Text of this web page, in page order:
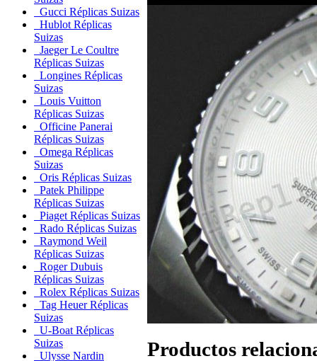
Gucci Réplicas Suizas
Hublot Réplicas
Suizas
Jaeger Le Coultre
Réplicas Suizas
Longines Réplicas
Suizas
Louis Vuitton
Réplicas Suizas
Officine Panerai
Réplicas Suizas
Omega Réplicas
Suizas
Oris Réplicas Suizas
Patek Philippe
Réplicas Suizas
Piaget Réplicas Suizas
Rado Réplicas Suizas
Raymond Weil
Réplicas Suizas
Roger Dubuis
Réplicas Suizas
Rolex Réplicas Suizas
Tag Heuer Réplicas
Suizas
U-Boat Réplicas
Suizas
Ulysse Nardin
Productos